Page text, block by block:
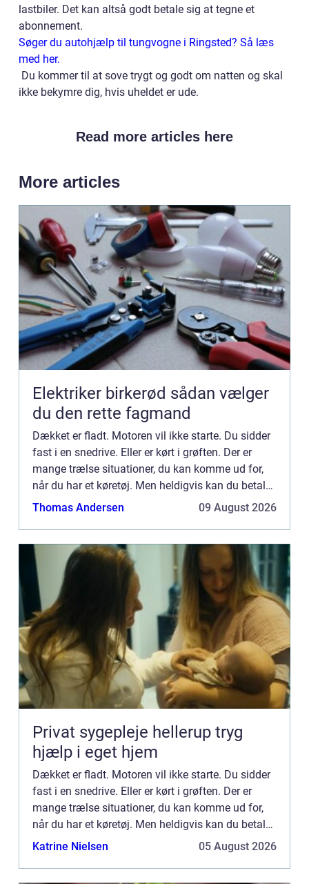
lastbiler. Det kan altså godt betale sig at tegne et
abonnement.
Søger du autohjælp til tungvogne i Ringsted? Så læs
med her.
Du kommer til at sove trygt og godt om natten og skal
ikke bekymre dig, hvis uheldet er ude.
Read more articles here
More articles
Elektriker birkerød sådan vælger
du den rette fagmand
Dækket er fladt. Motoren vil ikke starte. Du sidder
fast i en snedrive. Eller er kørt i grøften. Der er
mange trælse situationer, du kan komme ud for,
når du har et køretøj. Men heldigvis kan du betale
dig ud af problemerne. Den bedste måde at gøre
Thomas Andersen 09 August 2026
Privat sygepleje hellerup tryg
hjælp i eget hjem
Dækket er fladt. Motoren vil ikke starte. Du sidder
fast i en snedrive. Eller er kørt i grøften. Der er
mange trælse situationer, du kan komme ud for,
når du har et køretøj. Men heldigvis kan du betale
dig ud af problemerne. Den bedste måde at gøre
Katrine Nielsen 05 August 2026